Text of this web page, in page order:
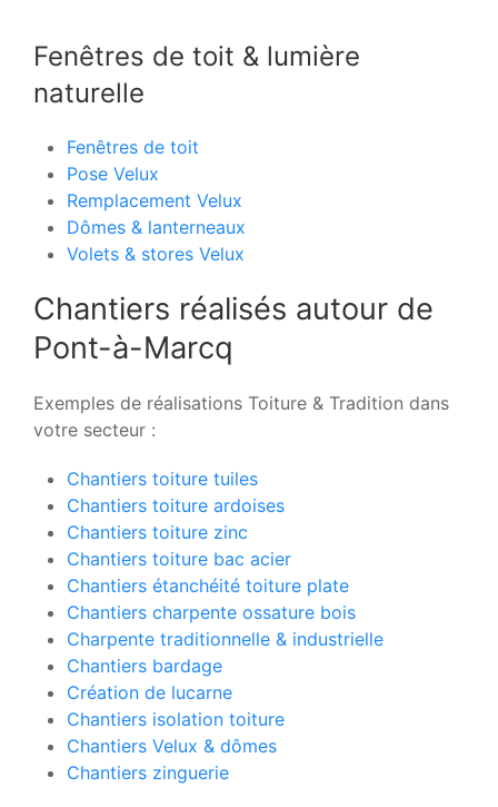
Fenêtres de toit & lumière
naturelle
Fenêtres de toit
Pose Velux
Remplacement Velux
Dômes & lanterneaux
Volets & stores Velux
Chantiers réalisés autour de
Pont-à-Marcq
Exemples de réalisations Toiture & Tradition dans
votre secteur :
Chantiers toiture tuiles
Chantiers toiture ardoises
Chantiers toiture zinc
Chantiers toiture bac acier
Chantiers étanchéité toiture plate
Chantiers charpente ossature bois
Charpente traditionnelle & industrielle
Chantiers bardage
Création de lucarne
Chantiers isolation toiture
Chantiers Velux & dômes
Chantiers zinguerie